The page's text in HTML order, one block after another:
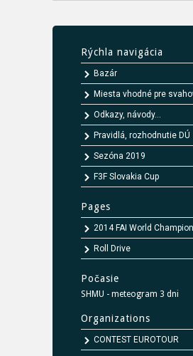
Rýchla navigácia
Bazár
Miesta vhodné pre
Odkazy, návody...
Pravidlá, rozhodnutie DÚ
Sezóna 2019
F3F Slovakia Cup
Pages
2014 FAI World
Roll Drive
Počasie
SHMU - meteogram 3 dni
Organizations
CONTEST EUROTOUR